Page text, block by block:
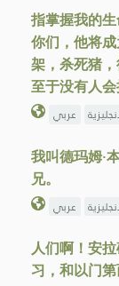
指掌握我的
你们，他将
架，杀死猪
至于没有人会
عربي
我叫德玛姆·
兄。
عربي
人们啊！安
习，和以门